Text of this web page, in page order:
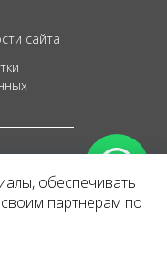
сайта
обеспечивать
партнерам по